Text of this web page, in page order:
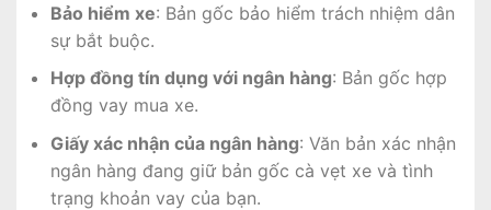
Bảo hiểm xe: Bản gốc bảo hiểm trách nhiệm dân
sự bắt buộc.
Hợp đồng tín dụng với ngân hàng: Bản gốc hợp
đồng vay mua xe.
Giấy xác nhận của ngân hàng: Văn bản xác nhận
ngân hàng đang giữ bản gốc cà vẹt xe và tình
trạng khoản vay của bạn.